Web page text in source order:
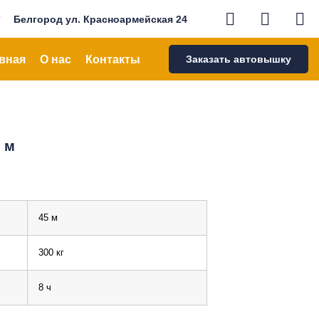
Белгород ул. Красноармейская 24
О нас Контакты Заказать автовышку
м
45 м
300 кг
8 ч